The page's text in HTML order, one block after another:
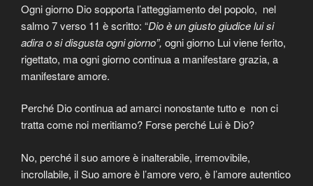
Ogni giorno Dio sopporta l’atteggiamento del popolo, nel
salmo 7 verso 11 è scritto: “Dio è un giusto giudice lui si
adira o si disgusta ogni giorno”, ogni giorno Lui viene ferito,
rigettato, ma ogni giorno continua a manifestare grazia, a
manifestare amore.
Perché Dio continua ad amarci nonostante tutto e non ci
tratta come noi meritiamo? Forse perché Lui è Dio?
No, perché il suo amore è inalterabile, irremovibile,
incrollabile, il Suo amore è l’amore vero, è l’amore autentico